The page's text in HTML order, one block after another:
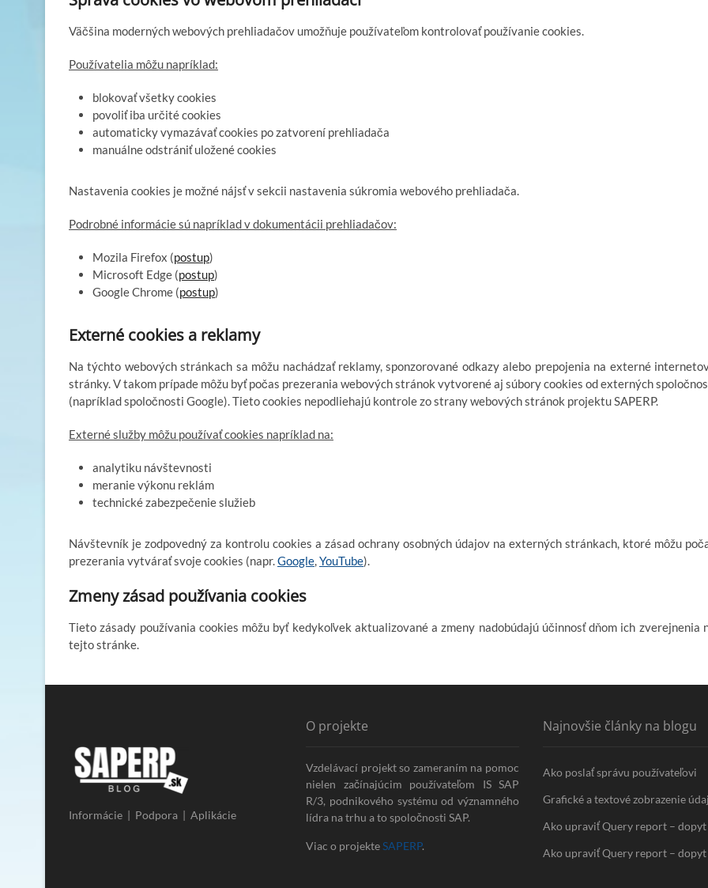
Väčšina moderných webových prehliadačov umožňuje používateľom kontrolovať používanie cookies.
Používatelia môžu napríklad:
blokovať všetky cookies
povoliť iba určité cookies
automaticky vymazávať cookies po zatvorení prehliadača
manuálne odstrániť uložené cookies
Nastavenia cookies je možné nájsť v sekcii nastavenia súkromia webového prehliadača.
Podrobné informácie sú napríklad v dokumentácii prehliadačov:
Mozila Firefox (postup)
Microsoft Edge (postup)
Google Chrome (postup)
Externé cookies a reklamy
Na týchto webových stránkach sa môžu nachádzať reklamy, sponzorované odkazy alebo prepojenia na externé
stránky. V takom prípade môžu byť počas prezerania webových stránok vytvorené aj súbory cookies od externých
(napríklad spoločnosti Google). Tieto cookies nepodliehajú kontrole zo strany webových stránok projektu SAPERP.
Externé služby môžu používať cookies napríklad na:
analytiku návštevnosti
meranie výkonu reklám
technické zabezpečenie služieb
Návštevník je zodpovedný za kontrolu cookies a zásad ochrany osobných údajov na externých stránkach, ktoré môžu
prezerania vytvárať svoje cookies (napr. Google YouTube).
Zmeny zásad používania cookies
Tieto zásady používania cookies môžu byť kedykoľvek aktualizované a zmeny nadobúdajú účinnosť dňom ich zverejnenia
tejto stránke.
Informácie | Podpora | Aplikácie
O projekte
Vzdelávací projekt so zameraním na pomoc
nielen začínajúcim používateľom IS SAP
R/3, podnikového systému od významného
lídra na trhu a to spoločnosti SAP.
Viac o projekteSAPERP.
Najnovšie články na blogu
Ako poslať správu používateľovi
Grafické a textové zobrazenie
Ako upraviť Query report –
Ako upraviť Query report –